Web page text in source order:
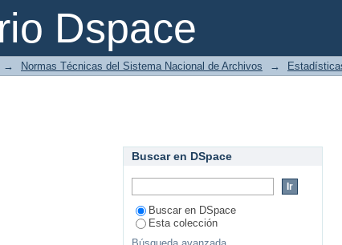
Dspace
→ Normas Técnicas del Sistema Nacional de Archivos →
Buscar en DSpace
Buscar en DSpace
Esta colección